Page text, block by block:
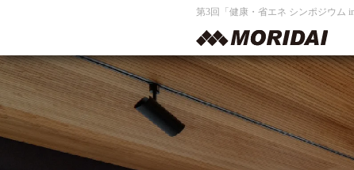
第3回「健康・省エネ シンポジウム